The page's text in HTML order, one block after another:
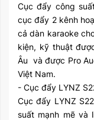
Cục đẩy công
cục đẩy 2 kênh
cả dàn karaoke
kiện, kỹ thuật
Âu và được Pro
Việt Nam.
- Cục đẩy LYNZ
Cục đẩy LYNZ
suất mạnh mẽ và